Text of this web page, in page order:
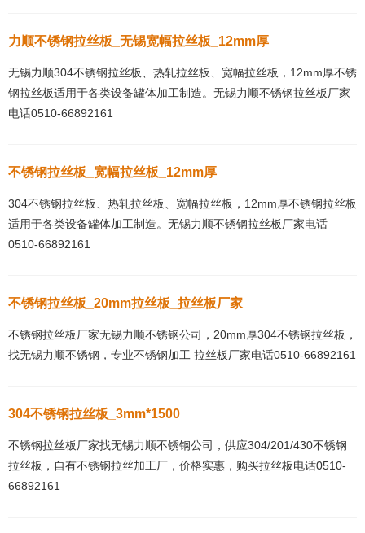
力顺不锈钢拉丝板_无锡宽幅拉丝板_12mm厚
无锡力顺304不锈钢拉丝板、热轧拉丝板、宽幅拉丝板，12mm厚不锈
钢拉丝板适用于各类设备罐体加工制造。无锡力顺不锈钢拉丝板厂家
电话0510-66892161
不锈钢拉丝板_宽幅拉丝板_12mm厚
304不锈钢拉丝板、热轧拉丝板、宽幅拉丝板，12mm厚不锈钢拉丝板
适用于各类设备罐体加工制造。无锡力顺不锈钢拉丝板厂家电话
0510-66892161
不锈钢拉丝板_20mm拉丝板_拉丝板厂家
不锈钢拉丝板厂家无锡力顺不锈钢公司，20mm厚304不锈钢拉丝板，
找无锡力顺不锈钢，专业不锈钢加工 拉丝板厂家电话0510-66892161
304不锈钢拉丝板_3mm*1500
不锈钢拉丝板厂家找无锡力顺不锈钢公司，供应304/201/430不锈钢
拉丝板，自有不锈钢拉丝加工厂，价格实惠，购买拉丝板电话0510-
66892161